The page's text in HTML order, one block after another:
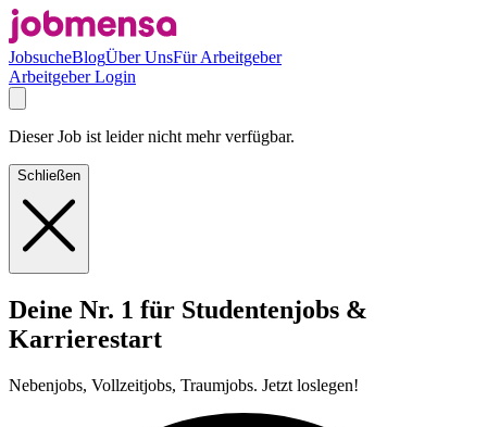
JobsucheBlogÜber UnsFür Arbeitgeber
Arbeitgeber Login
Dieser Job ist leider nicht mehr verfügbar.
Schließen
Deine Nr. 1 für Studentenjobs &
Karrierestart
Nebenjobs, Vollzeitjobs, Traumjobs. Jetzt loslegen!